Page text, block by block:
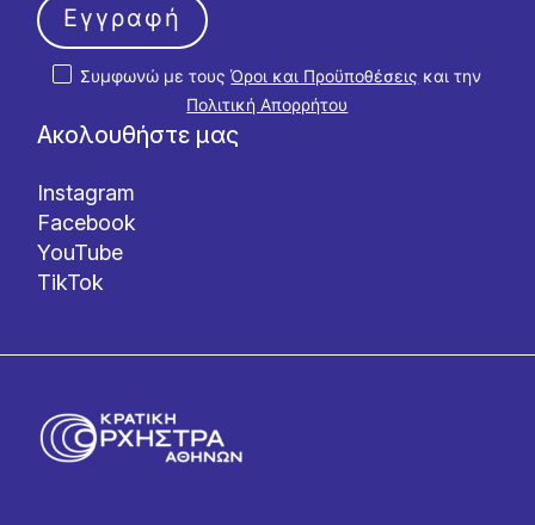
Ακολουθήστε μας
Instagram
Facebook
YouTube
TikTok
Συμφωνώ με τουςΌροι και Προϋποθέσεις και την
Πολιτική Απορρήτου
Εγγραφή